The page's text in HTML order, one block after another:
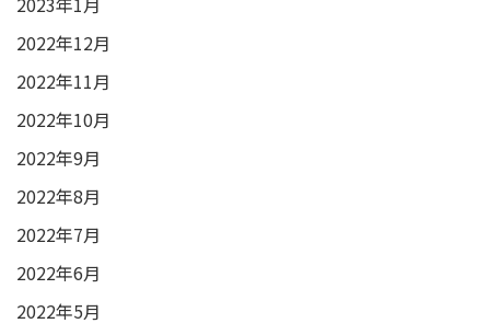
2022年12月
2022年11月
2022年10月
2022年9月
2022年8月
2022年7月
2022年6月
2022年5月